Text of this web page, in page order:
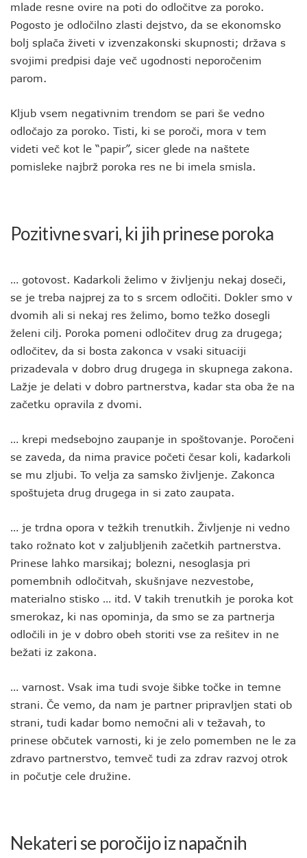
mlade resne ovire na poti do odločitve za poroko.
Pogosto je odločilno zlasti dejstvo, da se ekonomsko
bolj splača živeti v izvenzakonski skupnosti; država s
svojimi predpisi daje več ugodnosti neporočenim
parom.
Kljub vsem negativnim trendom se pari še vedno
odločajo za poroko. Tisti, ki se poroči, mora v tem
videti več kot le “papir”, sicer glede na naštete
pomisleke najbrž poroka res ne bi imela smisla.
Pozitivne svari, ki jih prinese poroka
… gotovost. Kadarkoli želimo v življenju nekaj doseči,
se je treba najprej za to s srcem odločiti. Dokler smo v
dvomih ali si nekaj res želimo, bomo težko dosegli
želeni cilj. Poroka pomeni odločitev drug za drugega;
odločitev, da si bosta zakonca v vsaki situaciji
prizadevala v dobro drug drugega in skupnega zakona.
Lažje je delati v dobro partnerstva, kadar sta oba že na
začetku opravila z dvomi.
… krepi medsebojno zaupanje in spoštovanje. Poročeni
se zaveda, da nima pravice početi česar koli, kadarkoli
se mu zljubi. To velja za samsko življenje. Zakonca
spoštujeta drug drugega in si zato zaupata.
… je trdna opora v težkih trenutkih. Življenje ni vedno
tako rožnato kot v zaljubljenih začetkih partnerstva.
Prinese lahko marsikaj; bolezni, nesoglasja pri
pomembnih odločitvah, skušnjave nezvestobe,
materialno stisko … itd. V takih trenutkih je poroka kot
smerokaz, ki nas opominja, da smo se za partnerja
odločili in je v dobro obeh storiti vse za rešitev in ne
bežati iz zakona.
… varnost. Vsak ima tudi svoje šibke točke in temne
strani. Če vemo, da nam je partner pripravljen stati ob
strani, tudi kadar bomo nemočni ali v težavah, to
prinese občutek varnosti, ki je zelo pomemben ne le za
zdravo partnerstvo, temveč tudi za zdrav razvoj otrok
in počutje cele družine.
Nekateri se poročijo iz napačnih